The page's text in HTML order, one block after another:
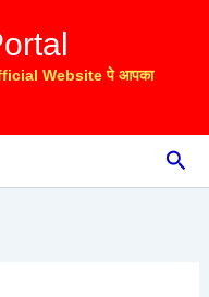
Website पे आपका